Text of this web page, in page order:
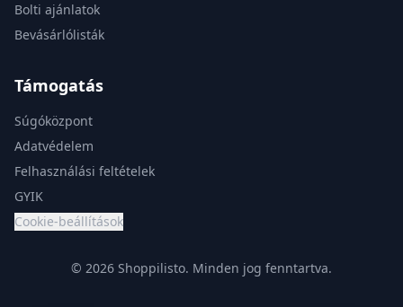
Bolti ajánlatok
Bevásárlólisták
Támogatás
Súgóközpont
Adatvédelem
Felhasználási feltételek
GYIK
Cookie-beállítások
© 2026 Shoppilisto. Minden jog fenntartva.